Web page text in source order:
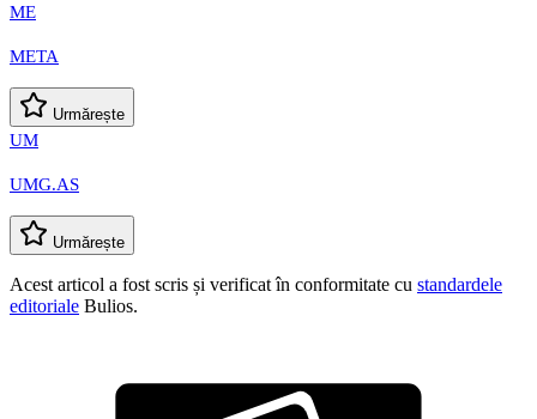
ME
META
Urmărește
UM
UMG.AS
Urmărește
Acest articol a fost scris și verificat în conformitate cu standardele
editoriale Bulios.